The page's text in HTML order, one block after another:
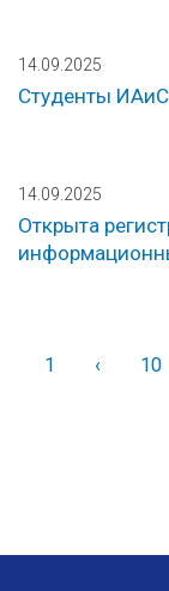
14.09.2025
Студенты
14.09.2025
Открыта
1 ‹Назад
10